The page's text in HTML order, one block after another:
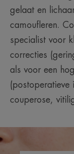
gelaat en
camoufleren.
specialist voor
correcties
als voor een
(postoperatieve
couperose,